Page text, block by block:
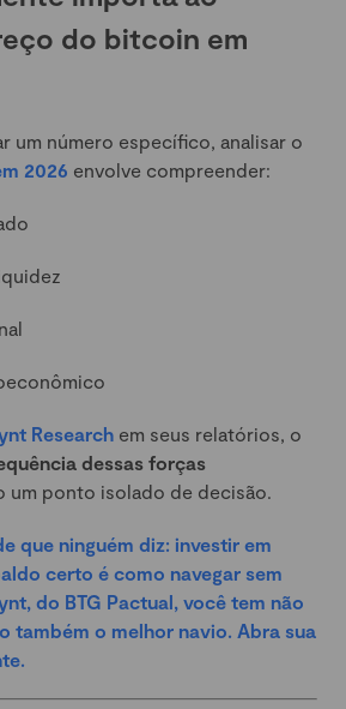
do bitcoin em
um número específico, analisar o
2026 envolve compreender:
Research em seus relatórios, o
dessas forças
um ponto isolado de decisão.
que ninguém diz: investir em
certo é como navegar sem
do BTG Pactual, você tem não
também o melhor navio. Abra sua